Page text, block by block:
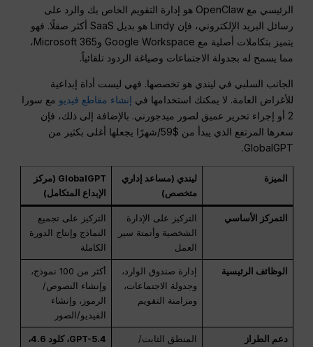
الرئيسي مع OpenClaw هو إدارة التقويم الخاص بك والرد على
رسائل البريد الإلكتروني، فإن Lindy هو بديل SaaS أكثر صقلًا. فهو
يتميز بتكاملات أصلية مع Google Workspace وMicrosoft 365،
مما يسمح له بجدولة الاجتماعات وصياغة الردود تلقائياً.
الجانب السلبي في ليندي هو تخصصها. فهي ليست أداة إبداعية
للأغراض العامة. لا يمكنك استخدامها في إنشاء مقاطع فيديو مع سورا
2 أو إجراء تحرير عميق لصور ميدجورني. بالإضافة إلى ذلك، فإن
سعرها المرتفع الذي يبدأ من $59/شهرًا يجعلها أغلى بكثير من
GlobalGPT.
الميزة
ليندي (مساعد إداري
متخصص)
GlobalGPT (مركز
الإبداع المتكامل)
التمركز الأساسي
التركيز على الإدارة
الشخصية وأتمتة سير
العمل
التركيز على تجميع
النماذج وإنتاج الدورة
الكاملة
الوظائف الرئيسية
إدارة صندوق الوارد،
وجدولة الاجتماعات،
ومزامنة التقويم
أكثر من 100 نموذج،
وإنشاء النصوص/
الرموز، وإنشاء
الفيديو/الصور
دعم الطراز
المنطق الثابت/
GPT-5.4، كلود 4.6،